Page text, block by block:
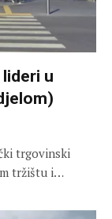
u
trgovinski
tržištu i…